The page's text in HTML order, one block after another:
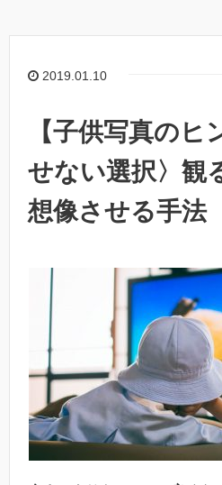
2019.01.10
【子供写真のヒ
せない選択〉観
想像させる手法